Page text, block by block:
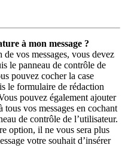
à mon message ?
vos messages, vous devez
le panneau de contrôle de
pouvez cocher la case
le formulaire de rédaction
pouvez également ajouter
tous vos messages en cochant
de contrôle de l’utilisateur.
option, il ne vous sera plus
votre souhait d’insérer